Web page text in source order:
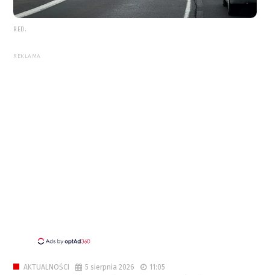
RED.
REKLAMA
AKTUALNOŚCI 5 sierpnia 2026 11:05